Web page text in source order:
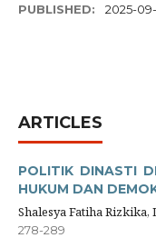
PUBLISHED: 2025-
ARTICLES
POLITIK DINASTI
HUKUM DAN
Shalesya Fatiha Rizkika,
278-289